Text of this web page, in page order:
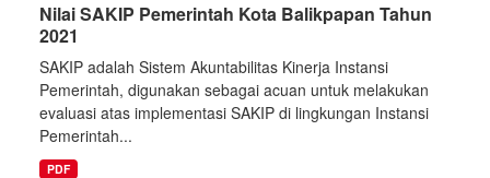
Nilai SAKIP Pemerintah Kota Balikpapan Tahun
2021
SAKIP adalah Sistem Akuntabilitas Kinerja Instansi
Pemerintah, digunakan sebagai acuan untuk melakukan
evaluasi atas implementasi SAKIP di lingkungan Instansi
Pemerintah...
PDF